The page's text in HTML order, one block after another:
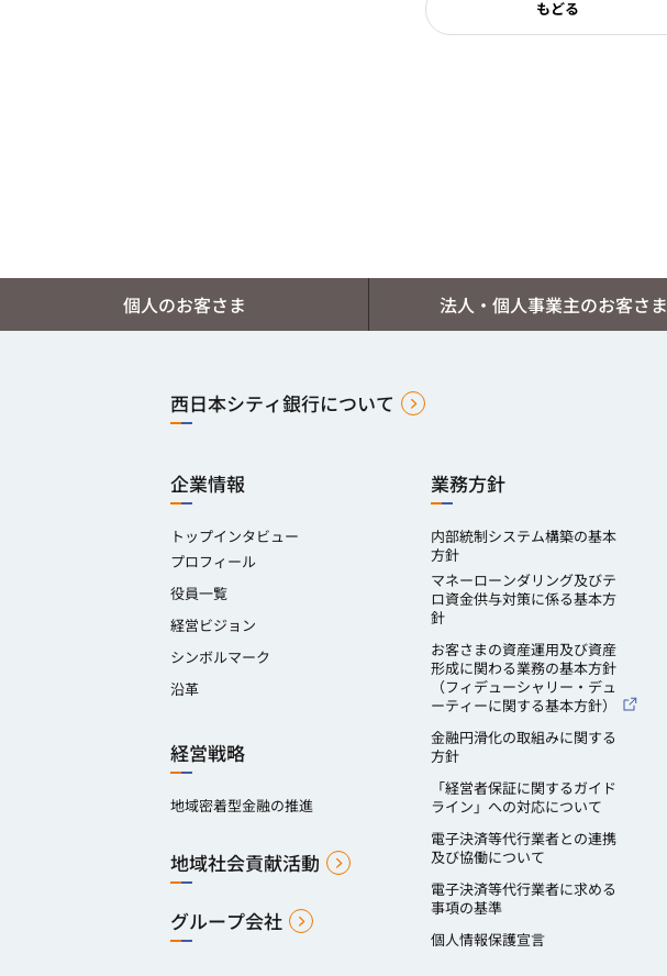
もどる
個人のお客さま 法人・個人事業主のお客さま
西日本シティ銀行について
企業情報
トップインタビュー
プロフィール
役員一覧
経営ビジョン
シンボルマーク
沿革
経営戦略
地域密着型金融の推進
地域社会貢献活動
グループ会社
業務方針
内部統制システム構築の基本
方針
マネーローンダリング及びテ
ロ資金供与対策に係る基本方
針
お客さまの資産運用及び資産
形成に関わる業務の基本方針
（フィデューシャリー・デュ
ーティーに関する基本方針）
金融円滑化の取組みに関する
方針
「経営者保証に関するガイド
ライン」への対応について
電子決済等代行業者との連携
及び協働について
電子決済等代行業者に求める
事項の基準
個人情報保護宣言